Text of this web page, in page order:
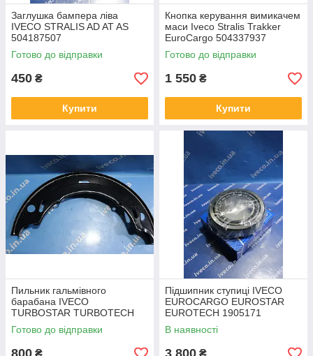
Заглушка бампера ліва
IVECO STRALIS AD AT AS
504187507
Готово до відправки
450 ₴
Купити
Кнопка керування вимикачем
маси Iveco Stralis Trakker
EuroCargo 504337937
Готово до відправки
1 550 ₴
Купити
Пильник гальмівного
барабана IVECO
TURBOSTAR TURBOTECH
42490587 93163855
Готово до відправки
₴
Підшипник ступиці IVECO
EUROCARGO EUROSTAR
EUROTECH 1905171
1905172 VKHB 2211
В наявності
₴